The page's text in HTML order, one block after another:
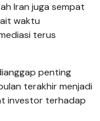
Iran juga sempat
waktu
terus
penting
terakhir menjadi
investor terhadap